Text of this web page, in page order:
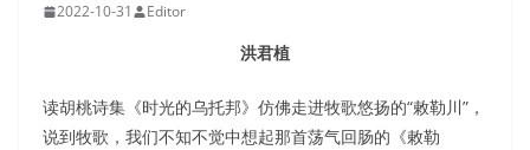
2022-10-31 Editor
洪君植
读胡桃诗集《时光的乌托邦》仿佛走进牧歌悠扬的“敕勒川”，
说到牧歌，我们不知不觉中想起那首荡气回肠的《敕勒